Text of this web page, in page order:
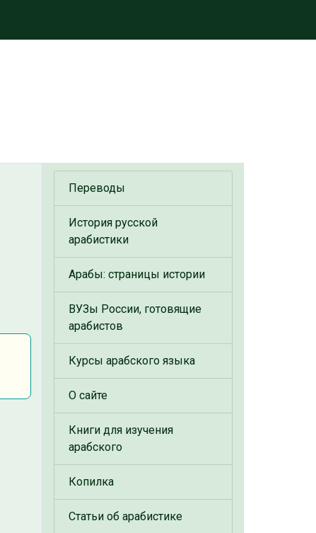
Переводы
История русской
арабистики
Арабы: страницы истории
ВУЗы России, готовящие
арабистов
Курсы арабского языка
О сайте
Книги для изучения
арабского
Копилка
Статьи об арабистике